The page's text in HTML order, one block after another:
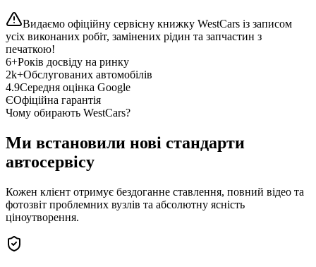
Видаємо офіційну сервісну книжку WestCars із записом
усіх виконаних робіт, замінених рідин та запчастин з
печаткою!
6+Років досвіду на ринку
2k+Обслугованих автомобілів
4.9Середня оцінка Google
ЄОфіційна гарантія
Чому обирають WestCars?
Ми встановили нові стандарти
автосервісу
Кожен клієнт отримує бездоганне ставлення, повний відео та
фотозвіт проблемних вузлів та абсолютну ясність
ціноутворення.